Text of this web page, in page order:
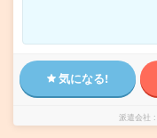
気になる!
派遣会社